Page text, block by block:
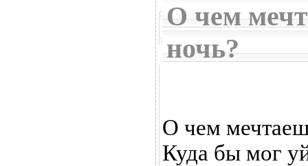
О чем
ночь?
О чем
Куда бы мог